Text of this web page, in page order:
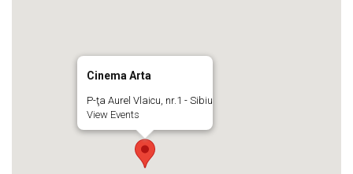
Cinema Arta
P-ţa Aurel Vlaicu, nr.1 - Sibiu
View Events